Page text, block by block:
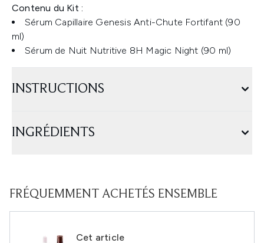
Contenu du Kit :
Sérum Capillaire Genesis Anti-Chute Fortifant (90
ml)
Sérum de Nuit Nutritive 8H Magic Night (90 ml)
INSTRUCTIONS
INGRÉDIENTS
FRÉQUEMMENT ACHETÉS ENSEMBLE
Cet article